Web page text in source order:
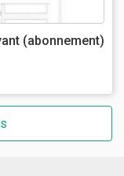
(abonnement)